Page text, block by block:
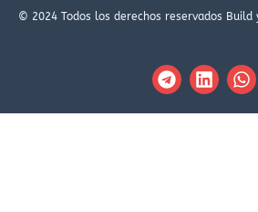
© 2024 Todos los derechos reservados Build
T
e
l
L
i
n
W
h
a